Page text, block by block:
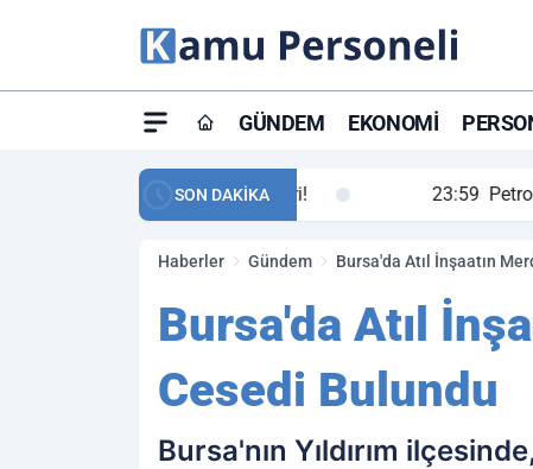
GÜNDEM EKONOMI
SON DAKİKA
maç özeti ve golleri! 23:59 Petrol Akışında
Haberler Gündem Bursa'da Atıl İnşaatın
Bursa'da Atıl
Cesedi Bulundu
Bursa'nın Yıldırım